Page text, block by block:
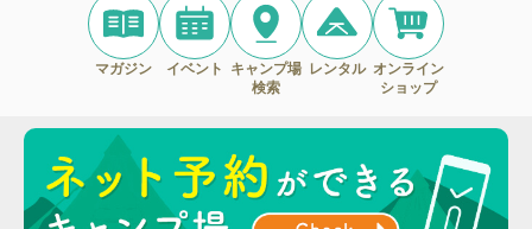
マガジン イベント
キャンプ場
検索
レンタル オンライン
ショップ